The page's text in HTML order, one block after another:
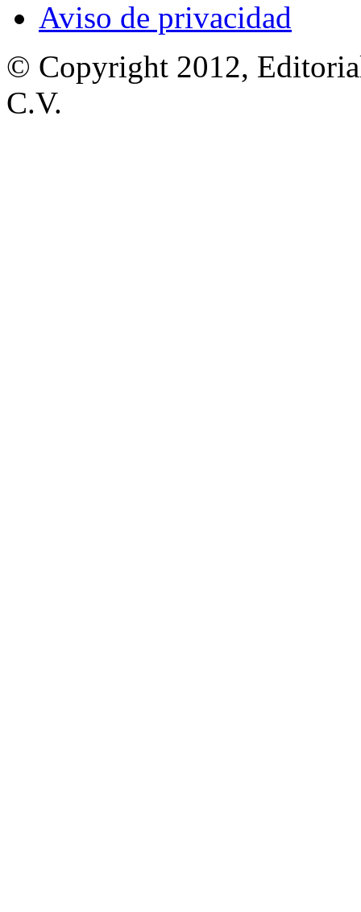
Aviso de privacidad
© Copyright 2012,
C.V.